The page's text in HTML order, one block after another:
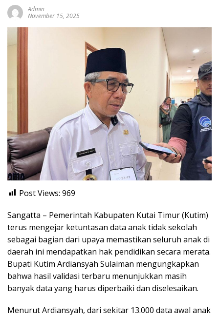
Admin
November 15, 2025
Post Views: 969
Sangatta – Pemerintah Kabupaten Kutai Timur (Kutim)
terus mengejar ketuntasan data anak tidak sekolah
sebagai bagian dari upaya memastikan seluruh anak di
daerah ini mendapatkan hak pendidikan secara merata.
Bupati Kutim Ardiansyah Sulaiman mengungkapkan
bahwa hasil validasi terbaru menunjukkan masih
banyak data yang harus diperbaiki dan diselesaikan.
Menurut Ardiansyah, dari sekitar 13.000 data awal anak